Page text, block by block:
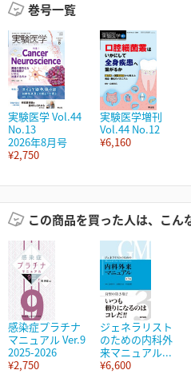
巻号一覧
実験医学 Vol.44
No.13
2026年8月号
¥2,750
実験医学増刊
Vol.44 No.12
¥6,160
この商品を買った人は、こん
感染症プラチナ
マニュアル Ver.9
2025-2026
¥2,750
ジェネラリスト
のための内科外
来マニュアル...
¥6,600